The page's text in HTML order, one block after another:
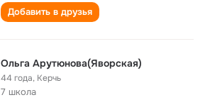
Добавить в друзья
Ольга Арутюнова(Яворская)
44 года, Керчь
7 школа